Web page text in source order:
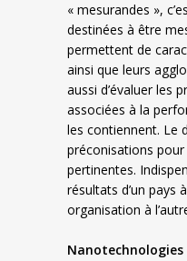
« mesurandes »,
destinées à être
permettent de
ainsi que leurs
aussi d’évaluer les
associées à la
les contiennent. Le
préconisations
pertinentes.
résultats d’un pays
organisation à